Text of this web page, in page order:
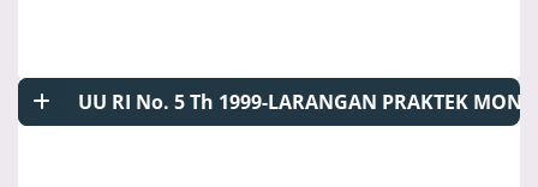
UU RI No. 5 Th 1999-LARANGAN PRAKTEK